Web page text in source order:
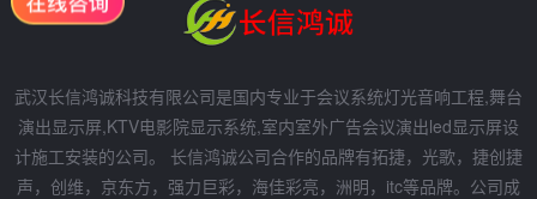
武汉长信鸿诚科技有限公司是国内专业于会议系统灯光音响工程,舞台
演出显示屏,KTV电影院显示系统,室内室外广告会议演出led显示屏设
计施工安装的公司。 长信鸿诚公司合作的品牌有拓捷，光歌，捷创捷
声，创维，京东方，强力巨彩，海佳彩亮，洲明，itc等品牌。公司成